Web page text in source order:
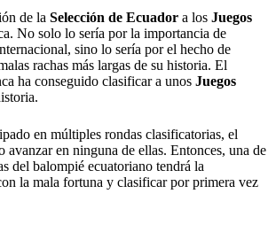
de la Selección de Ecuador a los Juegos
No solo lo sería por la importancia de
sino lo sería por el hecho de
rachas más largas de su historia. El
ha conseguido clasificar a unos Juegos
en múltiples rondas clasificatorias, el
avanzar en ninguna de ellas. Entonces, una de
del balompié ecuatoriano tendrá la
la mala fortuna y clasificar por primera vez